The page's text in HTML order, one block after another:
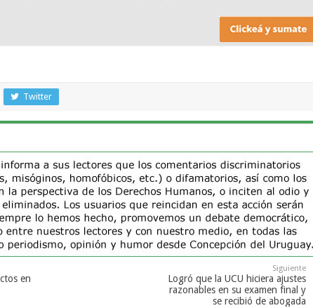
Twitter
en
Siguiente
Logró que la UCU hiciera ajustes
razonables en su examen final y
se recibió de abogada